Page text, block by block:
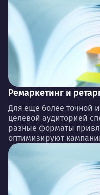
Ремаркетинг и
Для еще более точной
целевой аудиторией
разные форматы
оптимизируют